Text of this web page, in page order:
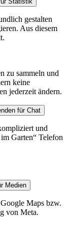
gestalten
Aus diesem
zu sammeln und
keine
jederzeit ändern.
für Chat
und
Garten“ Telefon
Medien
Maps bzw.
von Meta.